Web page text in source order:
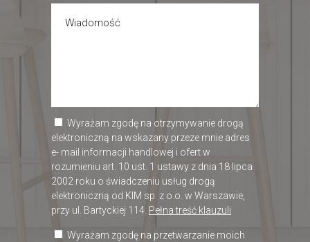
Wyrażam zgodę na otrzymywanie drogą
elektroniczną na wskazany przeze mnie adres
e- mail informacji handlowej i ofert w
rozumieniu art. 10 ust. 1 ustawy z dnia 18 lipca
2002 roku o świadczeniu usług drogą
elektroniczną od KIM sp. z o.o. w Warszawie,
przy ul. Bartyckiej 114. Pełna treść klauzuli
Wyrażam zgodę na przetwarzanie moich